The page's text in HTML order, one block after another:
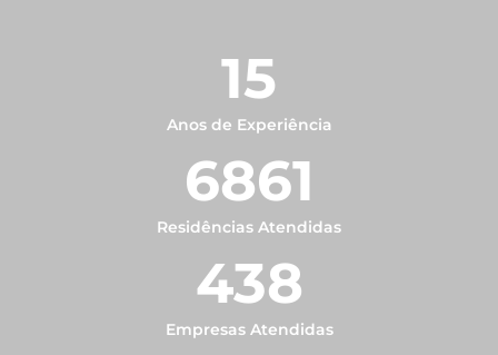
15
Anos de Experiência
6861
Residências Atendidas
438
Empresas Atendidas